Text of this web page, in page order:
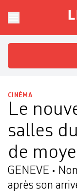
Le
CINÉMA
Le
salles
de
GENEVE •
après son